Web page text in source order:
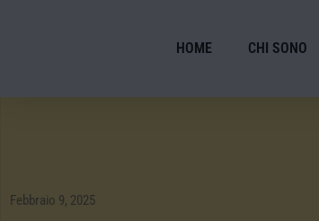
HOME CHI SONO
Febbraio 9, 2025